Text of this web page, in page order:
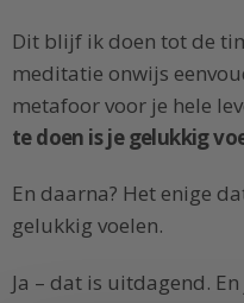
Dit blijf ik doen tot de
meditatie onwijs
metafoor voor je hele
te doen is je gelukkig
En daarna? Het enige
gelukkig voelen.
Ja – dat is uitdagend.